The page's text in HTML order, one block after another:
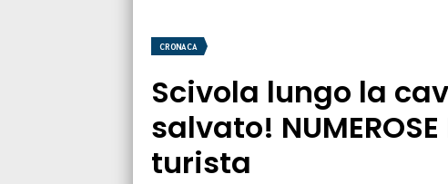
CRONACA
Scivola lungo la
salvato! NUMEROSE
turista